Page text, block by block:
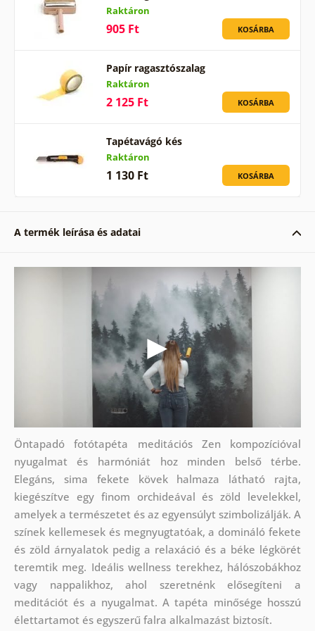
Raktáron
905 Ft KOSÁRBA
Papír ragasztószalag
Raktáron
2 125 Ft KOSÁRBA
Tapétavágó kés
Raktáron
1 130 Ft KOSÁRBA
A termék leírása és adatai
Öntapadó fotótapéta meditációs Zen kompozícióval
nyugalmat és harmóniát hoz minden belső térbe.
Elegáns, sima fekete kövek halmaza látható rajta,
kiegészítve egy finom orchideával és zöld levelekkel,
amelyek a természetet és az egyensúlyt szimbolizálják. A
színek kellemesek és megnyugtatóak, a domináló fekete
és zöld árnyalatok pedig a relaxáció és a béke légkörét
teremtik meg. Ideális wellness terekhez, hálószobákhoz
vagy nappalikhoz, ahol szeretnénk elősegíteni a
meditációt és a nyugalmat. A tapéta minősége hosszú
élettartamot és egyszerű falra alkalmazást biztosít.